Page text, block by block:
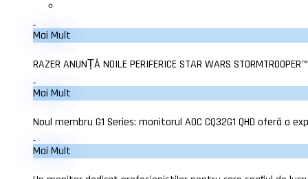
Mai Mult
RAZER ANUNȚĂ NOILE PERIFERICE STAR WARS
Mai Mult
Noul membru G1 Series: monitorul AOC CQ32G1 QHD oferă o
Mai Mult